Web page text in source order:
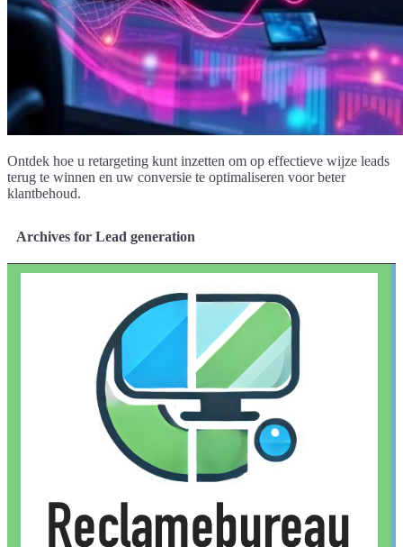
Ontdek hoe u retargeting kunt inzetten om op effectieve wijze leads
terug te winnen en uw conversie te optimaliseren voor beter
klantbehoud.
Archives for Lead generation